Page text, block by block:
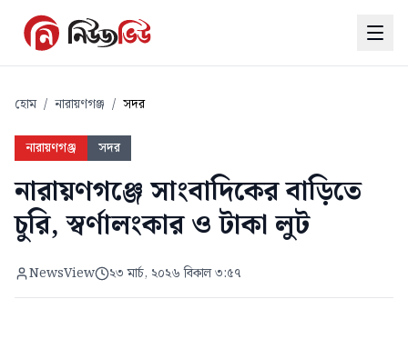
হোম / নারায়ণগঞ্জ / সদর
নারায়ণগঞ্জ সদর
নারায়ণগঞ্জে সাংবাদিকের বাড়িতে
চুরি, স্বর্ণালংকার ও টাকা লুট
NewsView ২৩ মার্চ, ২০২৬ বিকাল ৩:৫৭